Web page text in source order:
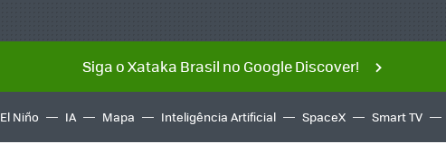
Siga o Xataka Brasil no Google Discover!
El Niño IA Mapa Inteligência Artificial SpaceX Smart TV